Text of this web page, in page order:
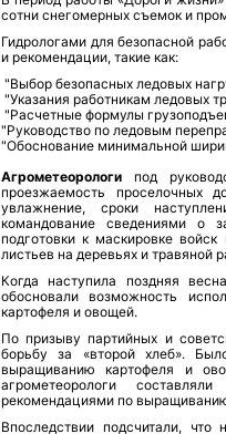
сотни снегомерных съемок и
Гидрологами для безопасной
и рекомендации, такие как:
"Выбор безопасных ледовых
"Указания работникам ледовых
"Расчетные формулы
"Руковод­ство по ледовым
"Обоснование минимальной
Агрометеорологи под
проезжаемость проселочных
увлажнение, сроки
командова­ние сведениями о
подготовки к маскировке
листьев на деревьях и травяной
Когда наступила поздняя
обосновали возмож­ность
картофеля и овощей.
По призыву партийных и
борьбу за «второй хлеб».
выращиванию картофе­ля и
агрометеорологи
рекомендациями по
Впоследствии подсчитали,